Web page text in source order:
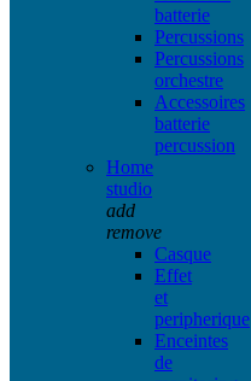
batterie
Percussions
Percussions
orchestre
Accessoires
batterie
percussion
Home
studio
add
remove
Casque
Effet
et
peripherique
Enceintes
de